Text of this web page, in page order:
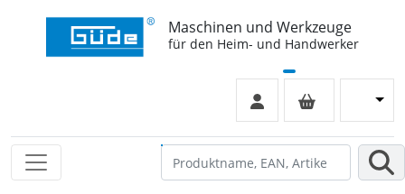
Maschinen und Werkzeuge
für den Heim- und Handwerker